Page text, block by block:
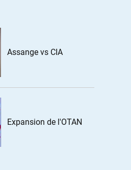
Assange vs CIA
Expansion de l'OTAN